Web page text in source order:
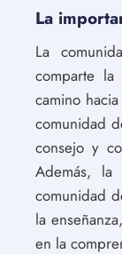
La
La
comparte
camino
comunidad
consejo y
Además,
comunidad
la
en la